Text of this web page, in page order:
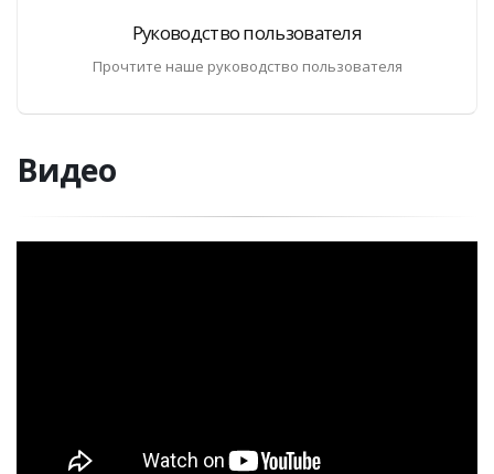
Руководство пользователя
Прочтите наше руководство пользователя
Видео